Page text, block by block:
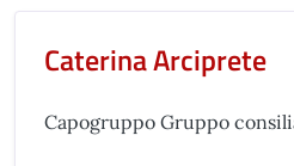
Caterina Arciprete
Capogruppo Gruppo